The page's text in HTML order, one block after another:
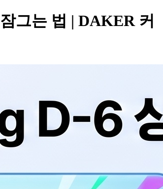
그는 법 | DAKER 커